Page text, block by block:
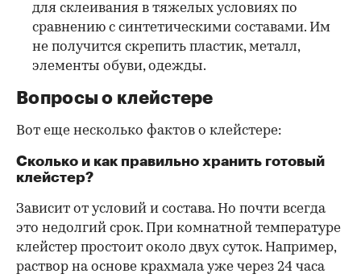
для склеивания в тяжелых условиях по
сравнению с синтетическими составами. Им
не получится скрепить пластик, металл,
элементы обуви, одежды.
Вопросы о клейстере
Вот еще несколько фактов о клейстере:
Сколько и как правильно хранить готовый
клейстер?
Зависит от условий и состава. Но почти всегда
это недолгий срок. При комнатной температуре
клейстер простоит около двух суток. Например,
раствор на основе крахмала уже через 24 часа